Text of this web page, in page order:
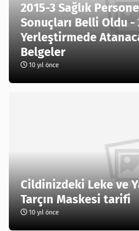
2015-3 Sağlık
Sonuçları Belli Oldu -
Yerleştirmede
Belgeler
10 yıl önce
Cildinizdeki Leke ve
Tarçın Maskesi tarifi
10 yıl önce